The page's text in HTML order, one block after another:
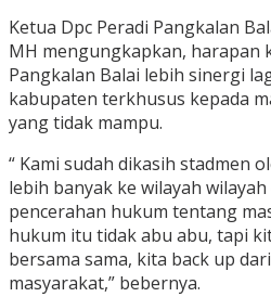
Ketua Dpc Peradi Pangkalan
MH mengungkapkan, harapan
Pangkalan Balai lebih sinergi
kabupaten terkhusus kepada
yang tidak mampu.
“ Kami sudah dikasih stadmen
lebih banyak ke wilayah
pencerahan hukum tentang
hukum itu tidak abu abu, tapi
bersama sama, kita back up
masyarakat,” bebernya.